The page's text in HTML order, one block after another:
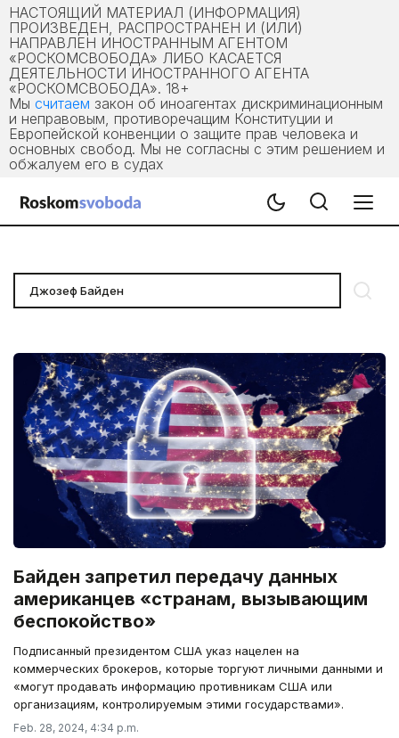
НАСТОЯЩИЙ МАТЕРИАЛ (ИНФОРМАЦИЯ)
ПРОИЗВЕДЕН, РАСПРОСТРАНЕН И (ИЛИ)
НАПРАВЛЕН ИНОСТРАННЫМ АГЕНТОМ
«РОСКОМСВОБОДА» ЛИБО КАСАЕТСЯ
ДЕЯТЕЛЬНОСТИ ИНОСТРАННОГО АГЕНТА
«РОСКОМСВОБОДА». 18+
Мы считаем закон об иноагентах дискриминационным
и неправовым, противоречащим Конституции и
Европейской конвенции о защите прав человека и
основных свобод. Мы не согласны с этим решением и
обжалуем его в судах
Байден запретил передачу данных
американцев «странам, вызывающим
беспокойство»
Подписанный президентом США указ нацелен на
коммерческих брокеров, которые торгуют личными данными и
«могут продавать информацию противникам США или
организациям, контролируемым этими государствами».
Feb. 28, 2024, 4:34 p.m.